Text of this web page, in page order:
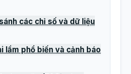
các chỉ số và dữ liệu
lầm phổ biến và cảnh báo